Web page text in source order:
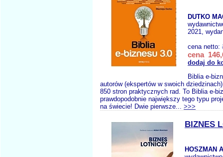
DUTKO
2021,
cena netto:
cena
dodaj do
Biblia e-
autorów (ekspertów w swoich
850 stron praktycznych rad. To Biblia e-
prawdopodobnie największy tego typu
na świecie! Dwie pierwsze... >>>
BIZNES
HOSZMAN